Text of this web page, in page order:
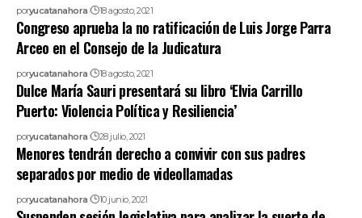
poryucatanahora 18 agosto, 2021
Congreso aprueba la no ratificación de Luis Jorge Parra
Arceo en el Consejo de la Judicatura
poryucatanahora 18 agosto, 2021
Dulce María Sauri presentará su libro ‘Elvia Carrillo
Puerto: Violencia Política y Resiliencia’
poryucatanahora 28 julio, 2021
Menores tendrán derecho a convivir con sus padres
separados por medio de videollamadas
poryucatanahora 10 junio, 2021